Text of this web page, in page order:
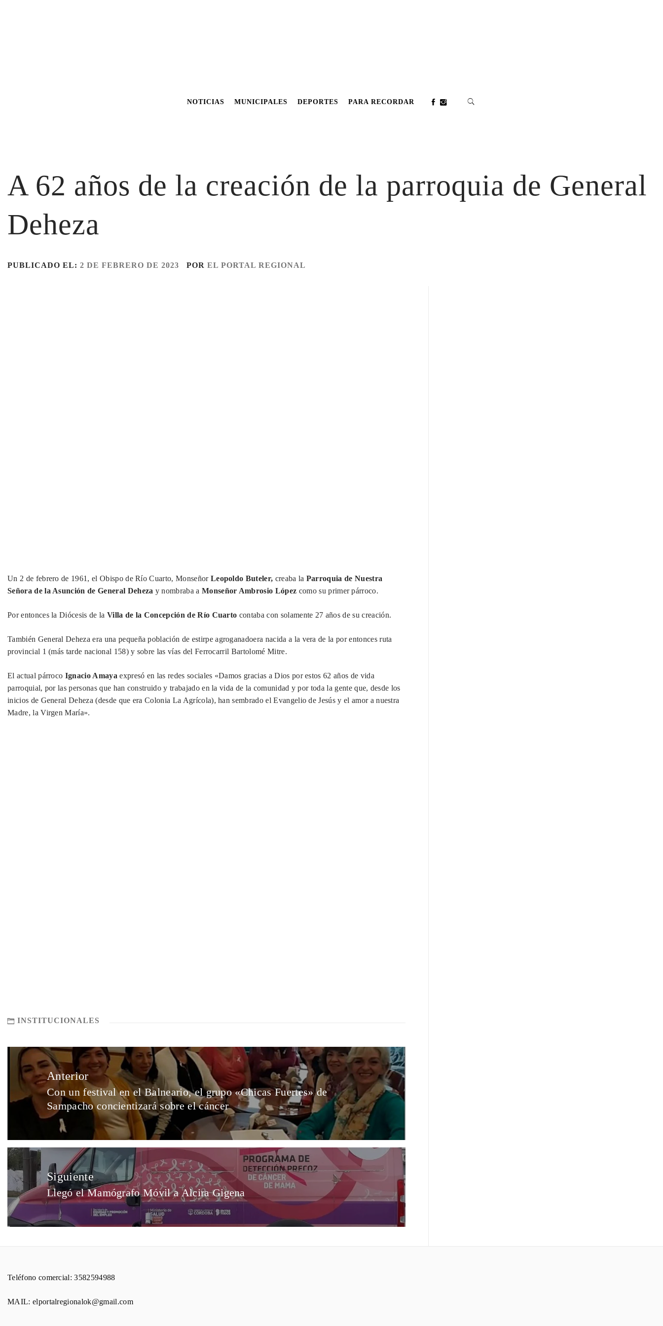
NOTICIAS MUNICIPALES DEPORTES PARA RECORDAR
A 62 años de la creación de la parroquia de General
Deheza
PUBLICADO EL: 2 DE FEBRERO DE 2023 POR EL PORTAL REGIONAL
Un 2 de febrero de 1961, el Obispo de Río Cuarto, MonseñorLeopoldo Buteler, creaba la Parroquia de Nuestra
Señora de la Asunción de General Deheza y nombraba a Monseñor Ambrosio López como su primer párroco.
Por entonces la Diócesis de la Villa de la Concepción de Río Cuarto contaba con solamente 27 años de su creación.
También General Deheza era una pequeña población de estirpe agroganadoera nacida a la vera de la por entonces ruta
provincial 1 (más tarde nacional 158) y sobre las vías del Ferrocarril Bartolomé Mitre.
El actual párroco Ignacio Amaya expresó en las redes sociales «Damos gracias a Dios por estos 62 años de vida
parroquial, por las personas que han construido y trabajado en la vida de la comunidad y por toda la gente que, desde los
inicios de General Deheza (desde que era Colonia La Agrícola), han sembrado el Evangelio de Jesús y el amor a nuestra
Madre, la Virgen María».
INSTITUCIONALES
Anterior
Con un festival en el Balneario, el grupo «Chicas Fuertes» de
Sampacho concientizará sobre el cáncer
Siguiente
Llegó el Mamógrafo Móvil a Alcira Gigena
Teléfono comercial: 3582594988
MAIL: elportalregionalok@gmail.com